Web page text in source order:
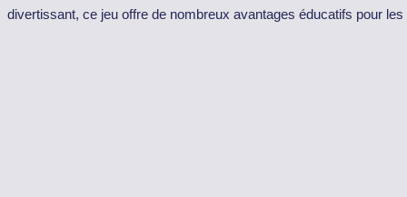
divertissant, ce jeu offre de nombreux avantages éducatifs pour